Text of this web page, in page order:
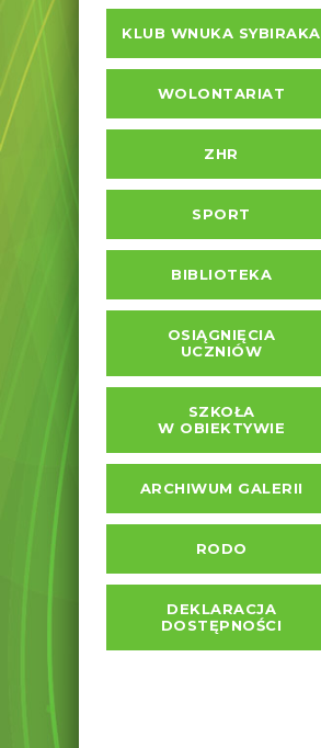
KLUB WNUKA SYBIRAKA
WOLONTARIAT
ZHR
SPORT
BIBLIOTEKA
OSIĄGNIĘCIA
UCZNIÓW
SZKOŁA
W OBIEKTYWIE
ARCHIWUM GALERII
RODO
DEKLARACJA
DOSTĘPNOŚCI